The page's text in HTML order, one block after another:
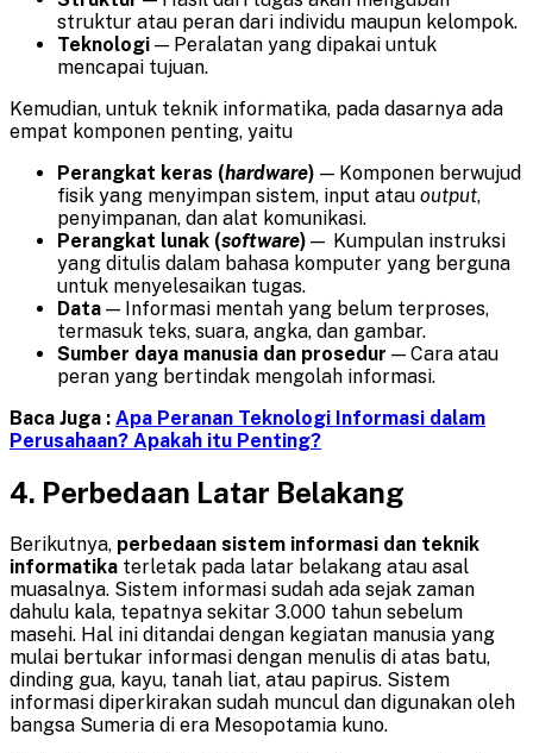
struktur atau peran dari individu maupun kelompok.
Teknologi — Peralatan yang dipakai untuk
mencapai tujuan.
Kemudian, untuk teknik informatika, pada dasarnya ada
empat komponen penting, yaitu
Perangkat keras (hardware) — Komponen berwujud
fisik yang menyimpan sistem, input atau output,
penyimpanan, dan alat komunikasi.
Perangkat lunak (software) — Kumpulan instruksi
yang ditulis dalam bahasa komputer yang berguna
untuk menyelesaikan tugas.
Data — Informasi mentah yang belum terproses,
termasuk teks, suara, angka, dan gambar.
Sumber daya manusia dan prosedur — Cara atau
peran yang bertindak mengolah informasi.
Baca Juga : Apa Peranan Teknologi Informasi dalam
Perusahaan? Apakah itu Penting?
4. Perbedaan Latar Belakang
Berikutnya, perbedaan sistem informasi dan teknik
informatika terletak pada latar belakang atau asal
muasalnya. Sistem informasi sudah ada sejak zaman
dahulu kala, tepatnya sekitar 3.000 tahun sebelum
masehi. Hal ini ditandai dengan kegiatan manusia yang
mulai bertukar informasi dengan menulis di atas batu,
dinding gua, kayu, tanah liat, atau papirus. Sistem
informasi diperkirakan sudah muncul dan digunakan oleh
bangsa Sumeria di era Mesopotamia kuno.